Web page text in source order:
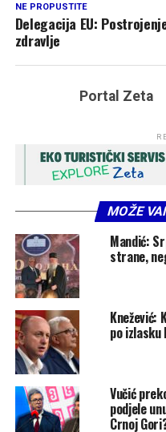
NE PROPUSTITE
Delegacija EU:
zdravlje
Portal Zeta
MOŽE
Mandić:
strane,
Knežević:
po izlasku
Vučić
podjele
Crnoj